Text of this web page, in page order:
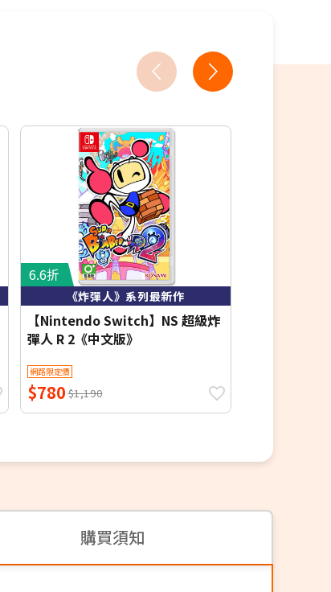
6.6折
《炸彈人》系列最新作
【Nintendo Switch】NS 超級炸
彈人 R 2《中文版》
網路限定價
$780$1,190
購買須知